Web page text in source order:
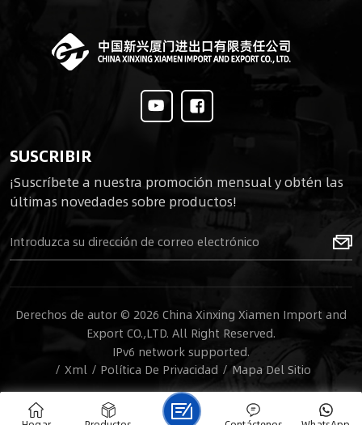
SUSCRIBIR
¡Suscríbete a nuestra promoción mensual y obtén las
últimas novedades sobre productos!
Derechos de autor © 2026 China Xinxing Xiamen Import and
Export CO.,LTD. All Right Reserved.
IPv6 network supported.
/ Xml / Política De Privacidad / Mapa Del Sitio